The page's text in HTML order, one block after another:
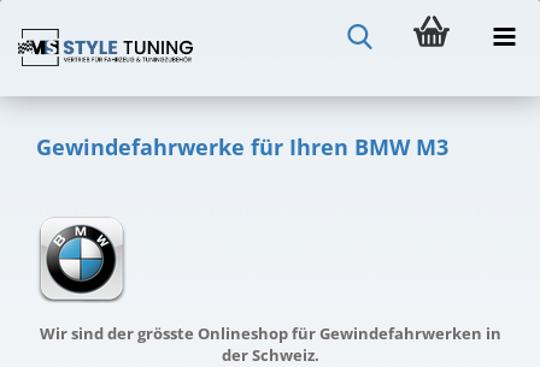
Gewindefahrwerke für Ihren BMW M3
Wir sind der grösste Onlineshop für Gewindefahrwerken in
der Schweiz.